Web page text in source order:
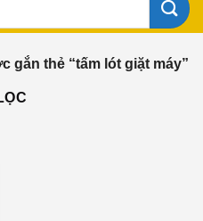
gắn thẻ “tấm lót giặt máy”